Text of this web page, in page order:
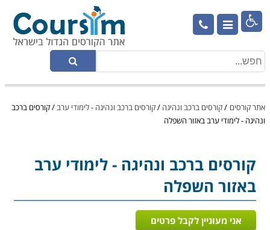

אתר קורסים /קורסים ברכב ונהיגה /קורסים ברכב ונהיגה - לימודי ערב/קורסים ברכב
ונהיגה - לימודי ערב באזור השפלה
קורסים ברכב ונהיגה - לימודי ערב
באזור השפלה
אני מעוניין לקבל פרטים